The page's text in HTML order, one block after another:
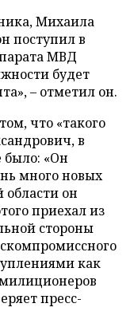
Михаила
поступил в
МВД
будет
– отметил он.
что «такого
в
было: «Он
много новых
области он
приехал из
стороны
как
пресс-